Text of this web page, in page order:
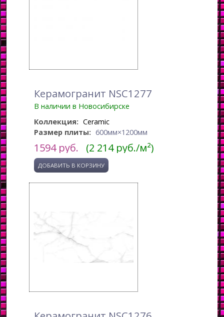
Керамогранит NSC1277
В наличии в Новосибирске
Коллекция: Ceramic
Размер плиты: 600мм×1200мм
1594руб. (2 214 руб./м²)